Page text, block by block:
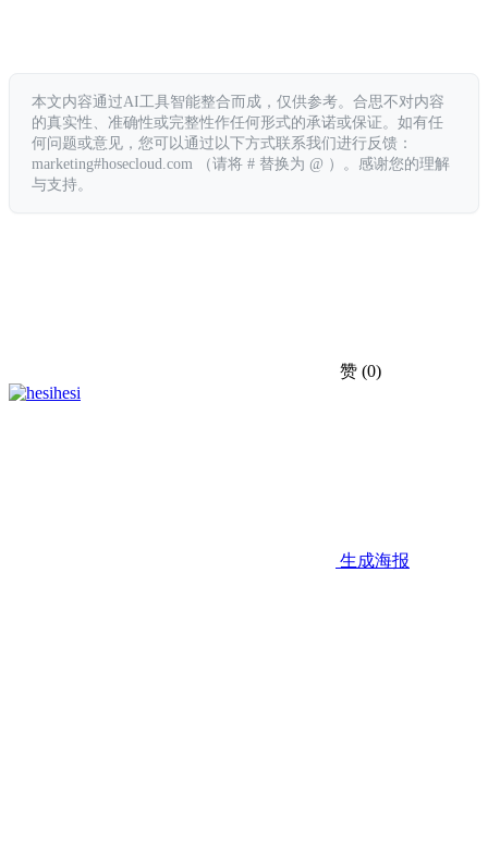
本文内容通过AI工具智能整合而成，仅供参考。合思不对内容
的真实性、准确性或完整性作任何形式的承诺或保证。如有任
何问题或意见，您可以通过以下方式联系我们进行反馈：
marketing#hosecloud.com （请将 # 替换为 @ ）。感谢您的理解
与支持。
赞 (0)
hesi
生成海报